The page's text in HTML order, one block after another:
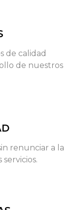
de calidad
de nuestros
renunciar a la